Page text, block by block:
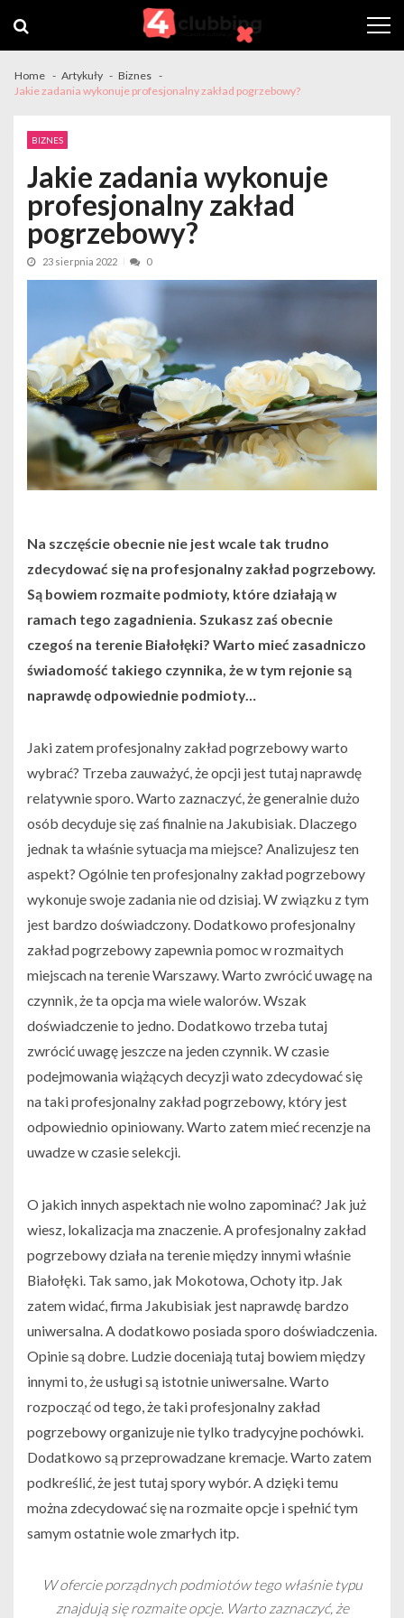
navigation
content
Home Artykuły
Biznes
Jakie zadania wykonuje profesjonalny zakład pogrzebowy?
BIZNES
Jakie zadania wykonuje
profesjonalny zakład
pogrzebowy?
23 sierpnia 2022 0
Na szczęście obecnie nie jest wcale tak trudno
zdecydować się na profesjonalny zakład pogrzebowy.
Są bowiem rozmaite podmioty, które działają w
ramach tego zagadnienia. Szukasz zaś obecnie
czegoś na terenie Białołęki? Warto mieć zasadniczo
świadomość takiego czynnika, że w tym rejonie są
naprawdę odpowiednie podmioty…
Jaki zatem profesjonalny zakład pogrzebowy warto
wybrać? Trzeba zauważyć, że opcji jest tutaj naprawdę
relatywnie sporo. Warto zaznaczyć, że generalnie dużo
osób decyduje się zaś finalnie na Jakubisiak. Dlaczego
jednak ta właśnie sytuacja ma miejsce? Analizujesz ten
aspekt? Ogólnie ten profesjonalny zakład pogrzebowy
wykonuje swoje zadania nie od dzisiaj. W związku z tym
jest bardzo doświadczony. Dodatkowo profesjonalny
zakład pogrzebowy zapewnia pomoc w rozmaitych
miejscach na terenie Warszawy. Warto zwrócić uwagę na
czynnik, że ta opcja ma wiele walorów. Wszak
doświadczenie to jedno. Dodatkowo trzeba tutaj
zwrócić uwagę jeszcze na jeden czynnik. W czasie
podejmowania wiążących decyzji wato zdecydować się
na taki profesjonalny zakład pogrzebowy, który jest
odpowiednio opiniowany. Warto zatem mieć recenzje na
uwadze w czasie selekcji.
O jakich innych aspektach nie wolno zapominać? Jak już
wiesz, lokalizacja ma znaczenie. A profesjonalny zakład
pogrzebowy działa na terenie między innymi właśnie
Białołęki. Tak samo, jak Mokotowa, Ochoty itp. Jak
zatem widać, firma Jakubisiak jest naprawdę bardzo
uniwersalna. A dodatkowo posiada sporo doświadczenia.
Opinie są dobre. Ludzie doceniają tutaj bowiem między
innymi to, że usługi są istotnie uniwersalne. Warto
rozpocząć od tego, że taki profesjonalny zakład
pogrzebowy organizuje nie tylko tradycyjne pochówki.
Dodatkowo są przeprowadzane kremacje. Warto zatem
podkreślić, że jest tutaj spory wybór. A dzięki temu
można zdecydować się na rozmaite opcje i spełnić tym
samym ostatnie wole zmarłych itp.
W ofercie porządnych podmiotów tego właśnie typu
znajdują się rozmaite opcje. Warto zaznaczyć, że